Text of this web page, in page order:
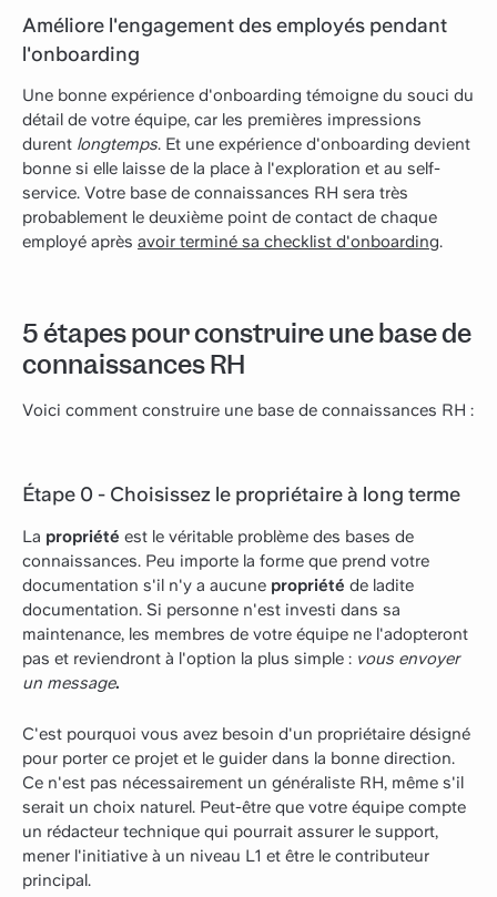
Améliore l'engagement des employés pendant
l'onboarding
Une bonne expérience d'onboarding témoigne du souci du
détail de votre équipe, car les premières impressions
durent longtemps. Et une expérience d'onboarding devient
bonne si elle laisse de la place à l'exploration et au self-
service. Votre base de connaissances RH sera très
probablement le deuxième point de contact de chaque
employé après avoir terminé sa checklist d'onboarding.
5 étapes pour construire une base de
connaissances RH
Voici comment construire une base de connaissances RH :
Étape 0 - Choisissez le propriétaire à long terme
La propriété est le véritable problème des bases de
connaissances. Peu importe la forme que prend votre
documentation s'il n'y a aucune propriété de ladite
documentation. Si personne n'est investi dans sa
maintenance, les membres de votre équipe ne l'adopteront
pas et reviendront à l'option la plus simple : vous envoyer
un message.
C'est pourquoi vous avez besoin d'un propriétaire désigné
pour porter ce projet et le guider dans la bonne direction.
Ce n'est pas nécessairement un généraliste RH, même s'il
serait un choix naturel. Peut-être que votre équipe compte
un rédacteur technique qui pourrait assurer le support,
mener l'initiative à un niveau L1 et être le contributeur
principal.